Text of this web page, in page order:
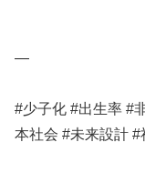
—
#少子化 #出生率 #
本社会 #未来設計